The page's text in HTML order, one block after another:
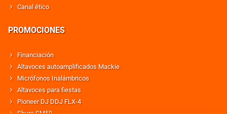
Canal ético
PROMOCIONES
Financiación
Altavoces autoamplificados Mackie
Micrófonos Inalámbricos
Altavoces para fiestas
Pioneer DJ DDJ FLX-4